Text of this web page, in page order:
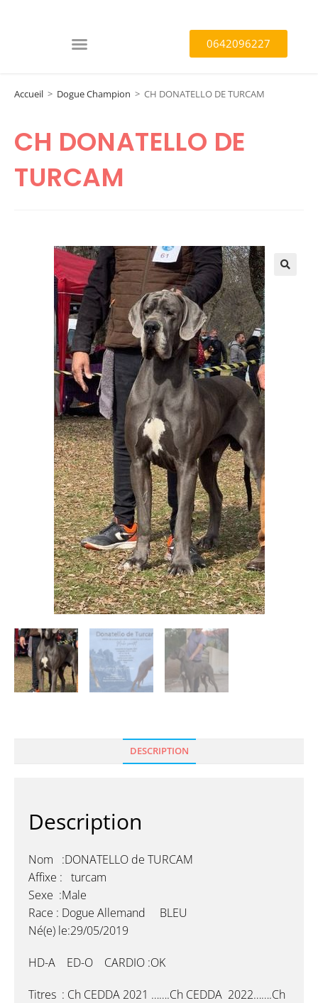
0642096227
Accueil > Dogue Champion > CH DONATELLO DE TURCAM
CH DONATELLO DE
TURCAM
DESCRIPTION
Description
Nom :DONATELLO de TURCAM
Affixe : turcam
Sexe :Male
Race : Dogue Allemand BLEU
Né(e) le:29/05/2019
HD-A ED-O CARDIO :OK
Titres : Ch CEDDA 2021 …….Ch CEDDA 2022…….Ch